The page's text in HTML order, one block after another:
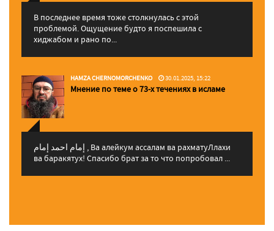
В последнее время тоже столкнулась с этой
проблемой. Ощущение будто я поспешила с
хиджабом и рано по...
HAMZA CHERNOMORCHENKO 30.01.2025, 15:22
Мнение по теме о 73-х течениях в исламе
إمام احمد إمام , Ва алейкум ассалам ва рахматуЛлахи
ва баракятух! Спасибо брат за то что попробовал ...